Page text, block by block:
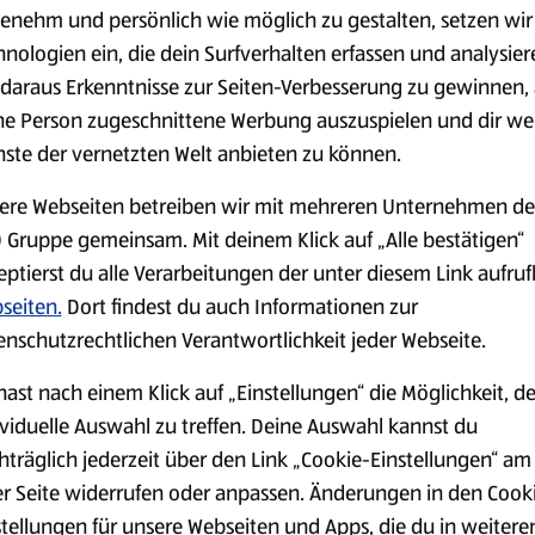
Spare 38 %
0,79 €² 1,29 €
Spare 20 %
2,79 €² 3,49 €
Sortiment.
Markenprodukte Bio-Produkte
Käse
Milchprodukte &
Eier
und persönlich wie möglich zu gestalten, setzen wir
ein, die dein Surfverhalten erfassen und
Erkenntnisse zur Seiten-Verbesserung zu gewinnen,
Person zugeschnittene Werbung auszuspielen und dir
der vernetzten Welt anbieten zu können.
Webseiten betreiben wir mit mehreren Unternehmen
Gruppe gemeinsam. Mit deinem Klick auf „Alle bestätigen“
du alle Verarbeitungen der unter diesem Link
Dort findest du auch Informationen zur
Verantwortlichkeit jeder Webseite.
nach einem Klick auf „Einstellungen“ die Möglichkeit,
Auswahl zu treffen. Deine Auswahl kannst du
jederzeit über den Link „Cookie-Einstellungen“
Seite widerrufen oder anpassen. Änderungen in den
für unsere Webseiten und Apps, die du in